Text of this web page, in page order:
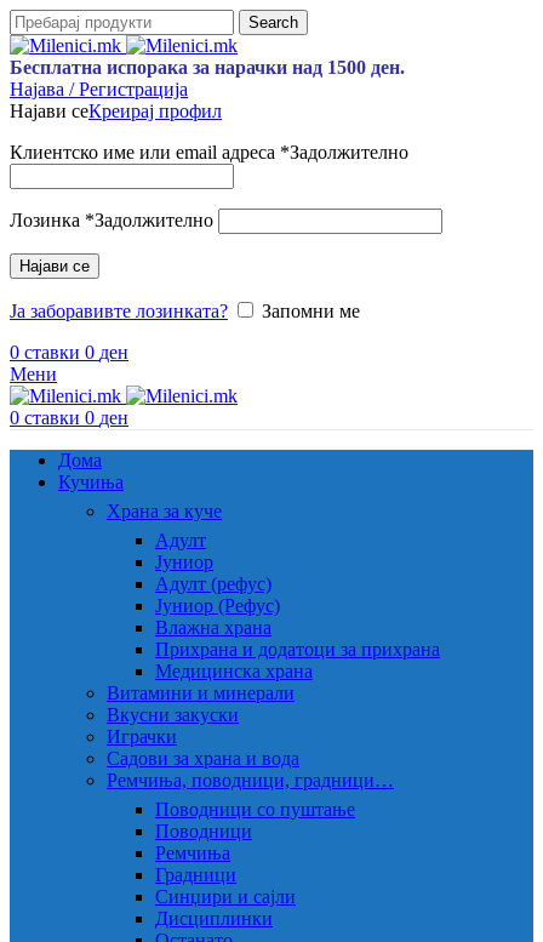
Search
Бесплатна испорака за нарачки над 1500 ден.
Најава / Регистрација
Најави сеКреирај профил
Клиентско име или email адреса *Задолжително
Лозинка *Задолжително
Најави се
Ја заборавивте лозинката?
Запомни ме
0 ставки 0 ден
Мени
0 ставки 0 ден
Дома
Кучиња
Храна за куче
Адулт
Јуниор
Адулт (рефус)
Јуниор (Рефус)
Влажна храна
Прихрана и додатоци за прихрана
Медицинска храна
Витамини и минерали
Вкусни закуски
Играчки
Садови за храна и вода
Ремчиња, поводници, градници…
Поводници со пуштање
Поводници
Ремчиња
Градници
Синџири и сајли
Дисциплинки